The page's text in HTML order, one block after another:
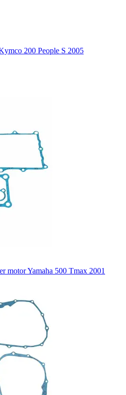
200 People S 2005
motor Yamaha 500 Tmax 2001